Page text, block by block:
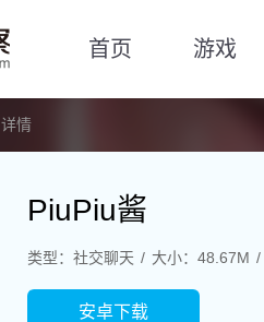
首页 游戏
详情
PiuPiu酱
类型：社交聊天 大小：48.67M
安卓下载